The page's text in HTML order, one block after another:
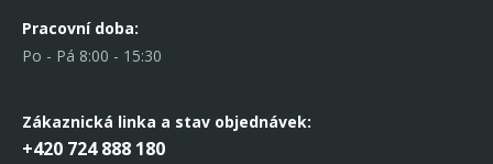
Pracovní doba:
Po - Pá 8:00 - 15:30
Zákaznická linka a stav objednávek:
+420 724 888 180